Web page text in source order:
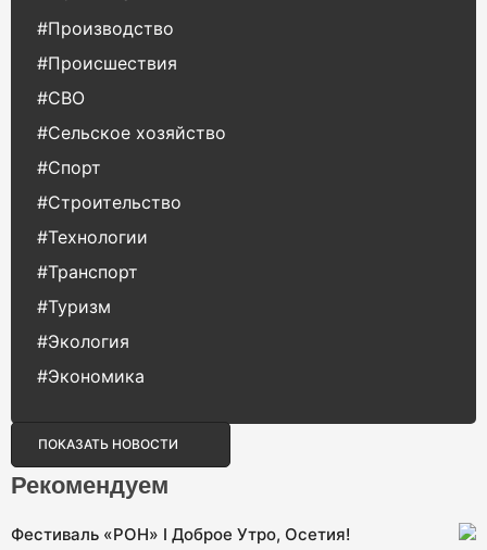
#Производство
#Происшествия
#СВО
#Сельское хозяйство
#Спорт
#Строительство
#Технологии
#Транспорт
#Туризм
#Экология
#Экономика
ПОКАЗАТЬ НОВОСТИ
Рекомендуем
Фестиваль «РОН» I Доброе Утро, Осетия!